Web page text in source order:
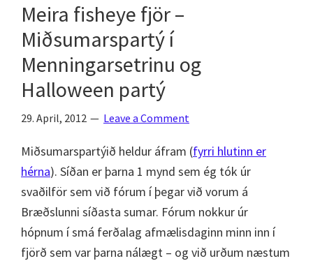
Meira fisheye fjör –
Miðsumarspartý í
Menningarsetrinu og
Halloween partý
29. April, 2012 Leave a Comment
Miðsumarspartýið heldur áfram (fyrri hlutinn er
hérna). Síðan er þarna 1 mynd sem ég tók úr
svaðilför sem við fórum í þegar við vorum á
Bræðslunni síðasta sumar. Fórum nokkur úr
hópnum í smá ferðalag afmælisdaginn minn inn í
fjörð sem var þarna nálægt – og við urðum næstum